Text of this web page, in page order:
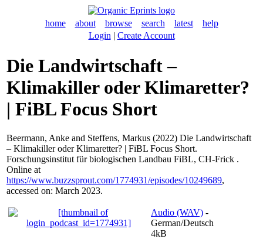
home about browse search latest
help
Login | Create Account
Die Landwirtschaft –
Klimakiller oder Klimaretter?
| FiBL Focus Short
Beermann, Anke and Steffens, Markus (2022) Die Landwirtschaft
– Klimakiller oder Klimaretter? | FiBL Focus Short.
Forschungsinstitut für biologischen Landbau FiBL, CH-Frick .
Online at
https://www.buzzsprout.com/1774931/episodes/10249689,
accessed on: March 2023.
Audio (WAV) -
German/Deutsch
4kB